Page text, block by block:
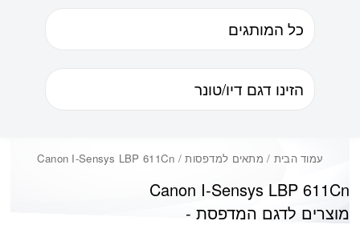
עמוד הבית / מתאים למדפסות / Canon I-Sensys LBP 611Cn
Canon I-Sensys LBP 611Cn
מוצרים לדגם המדפסת -